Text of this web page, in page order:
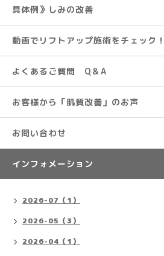
具体例》しみの改善
動画でリフトアップ施術をチェック！
よくあるご質問 Q＆A
お客様から「肌質改善」のお声
お問い合わせ
インフォメーション
2026-07（1）
2026-05（3）
2026-04（1）